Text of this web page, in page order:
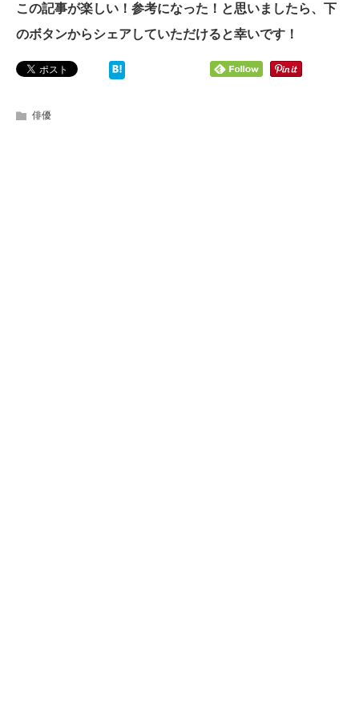
この記事が楽しい！参考になった！と思いましたら、下
のボタンからシェアしていただけると幸いです！
俳優